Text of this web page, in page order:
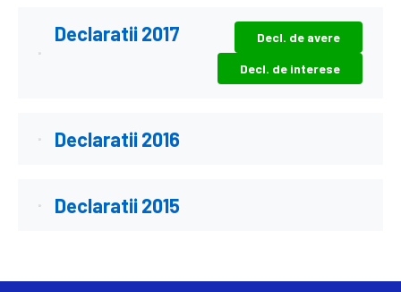
Declaratii 2017 Decl. de avere
Decl. de interese
Declaratii 2016
Declaratii 2015